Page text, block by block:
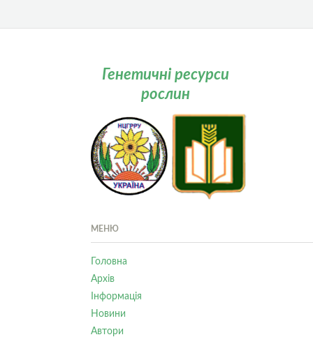
Генетичні ресурси
рослин
МЕНЮ
Головна
Архів
Інформація
Новини
Автори